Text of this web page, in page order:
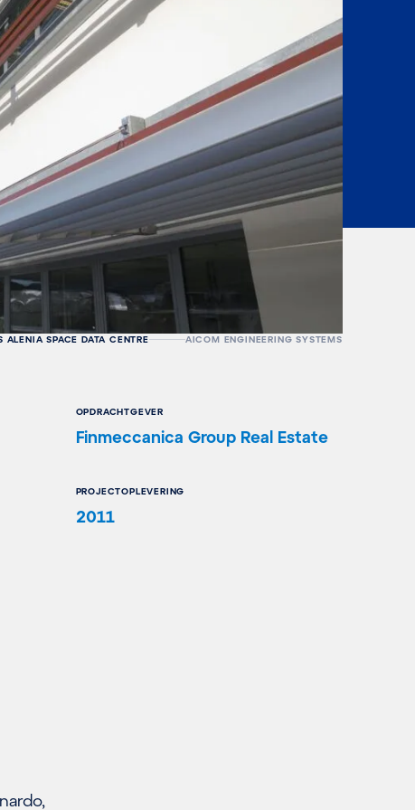
ALENIA SPACE DATA CENTRE AICOM ENGINEERING SYSTEMS
OPDRACHTGEVER
Finmeccanica Group Real Estate
PROJECTOPLEVERING
2011